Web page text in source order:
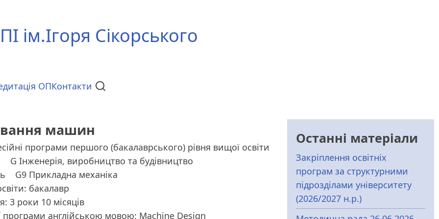
ім.Ігоря Сікорського
ОПКонтакти
машин
програми першого (бакалаврського) рівня вищої освіти
G Інженерія, виробництво та будівництво
G9 Прикладна механіка
бакалавр
3 роки 10 місяців
програми англійською мовою: Machine Design
Останні матеріали
Закріплення освітніх
програм за структурними
підрозділами університету
(2026/2027 н.р.)